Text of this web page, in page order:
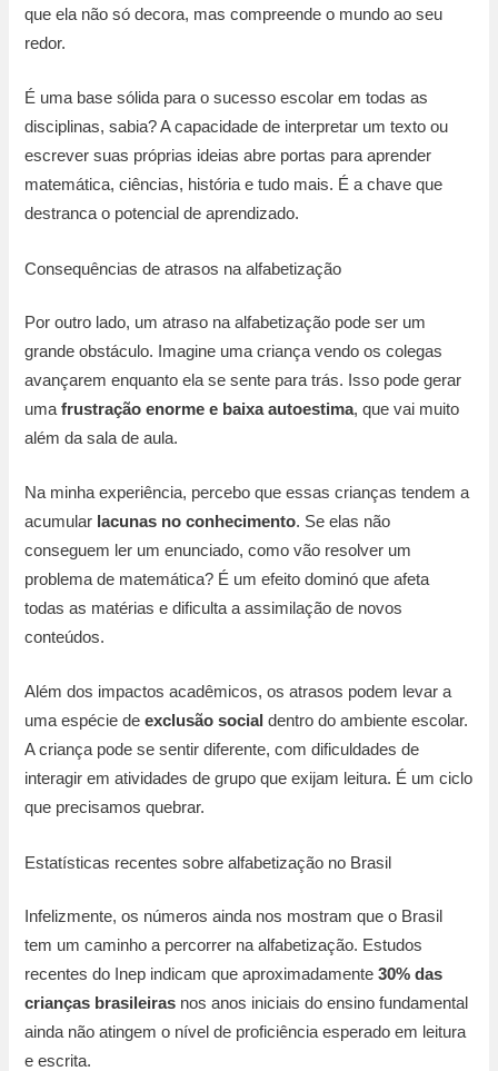
que ela não só decora, mas compreende o mundo ao seu
redor.
É uma base sólida para o sucesso escolar em todas as
disciplinas, sabia? A capacidade de interpretar um texto ou
escrever suas próprias ideias abre portas para aprender
matemática, ciências, história e tudo mais. É a chave que
destranca o potencial de aprendizado.
Consequências de atrasos na alfabetização
Por outro lado, um atraso na alfabetização pode ser um
grande obstáculo. Imagine uma criança vendo os colegas
avançarem enquanto ela se sente para trás. Isso pode gerar
umafrustração enorme e baixa autoestima, que vai muito
além da sala de aula.
Na minha experiência, percebo que essas crianças tendem a
acumular lacunas no conhecimento. Se elas não
conseguem ler um enunciado, como vão resolver um
problema de matemática? É um efeito dominó que afeta
todas as matérias e dificulta a assimilação de novos
conteúdos.
Além dos impactos acadêmicos, os atrasos podem levar a
uma espécie deexclusão social dentro do ambiente escolar.
A criança pode se sentir diferente, com dificuldades de
interagir em atividades de grupo que exijam leitura. É um ciclo
que precisamos quebrar.
Estatísticas recentes sobre alfabetização no Brasil
Infelizmente, os números ainda nos mostram que o Brasil
tem um caminho a percorrer na alfabetização. Estudos
recentes do Inep indicam que aproximadamente30% das
crianças brasileiras nos anos iniciais do ensino fundamental
ainda não atingem o nível de proficiência esperado em leitura
e escrita.